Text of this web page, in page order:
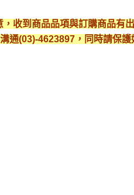
收到商品品項與訂購商品有
通(03)-4623897，同時請保